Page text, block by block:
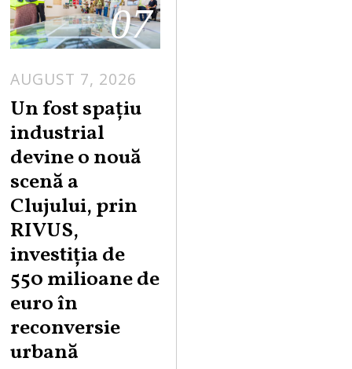
07
AUGUST 7, 2026
Un fost spațiu
industrial
devine o nouă
scenă a
Clujului, prin
RIVUS,
investiția de
550 milioane de
euro în
reconversie
urbană